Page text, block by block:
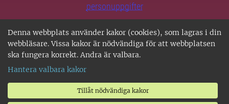
Denna webbplats använder kakor (cookies), som lagras i din
webbläsare. Vissa kakor är nödvändiga för att webbplatsen
ska fungera korrekt. Andra är valbara.
Hantera valbara kakor
Tillåt nödvändiga kakor
personuppgifter